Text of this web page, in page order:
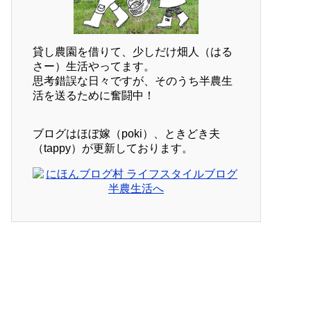
貸し農園を借りて、少しだけ畑人（はる
さー）生活やってます。
思考錯誤な日々ですが、そのうち半農生
活を送るために奮闘中！
ブログはほぼ嫁（poki）、ときどき夫
（tappy）が更新しております。